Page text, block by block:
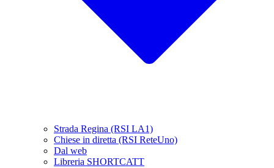
Strada Regina (RSI LA1)
Chiese in diretta (RSI ReteUno)
Dal web
Libreria SHORTCATT